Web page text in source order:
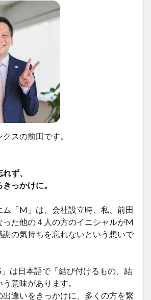
スの前田です。
ず、
っかけに。
ム「M」は、会社設立時、私、前田
た他の４人の方のイニシャルがM
謝の気持ちを忘れないという想いで
は日本語で「結び付けるもの、結
意味があります。
出逢いをきっかけに、多くの方を繋